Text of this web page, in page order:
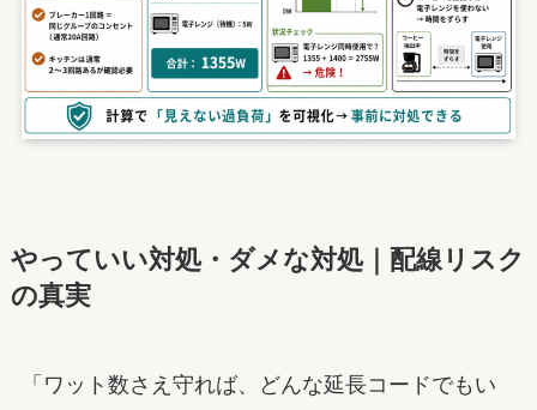
やっていい対処・ダメな対処｜配線リスク
の真実
「ワット数さえ守れば、どんな延長コードでもい